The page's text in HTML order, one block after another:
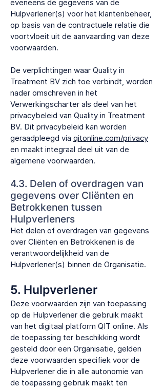
eveneens de gegevens van de
Hulpverlener(s) voor het klantenbeheer,
op basis van de contractuele relatie die
voortvloeit uit de aanvaarding van deze
voorwaarden.
De verplichtingen waar Quality in
Treatment BV zich toe verbindt, worden
nader omschreven in het
Verwerkingscharter als deel van het
privacybeleid van Quality in Treatment
BV. Dit privacybeleid kan worden
geraadpleegd via qitonline.com/privacy
en maakt integraal deel uit van de
algemene voorwaarden.
4.3. Delen of overdragen van
gegevens over Cliënten en
Betrokkenen tussen
Hulpverleners
Het delen of overdragen van gegevens
over Cliënten en Betrokkenen is de
verantwoordelijkheid van de
Hulpverlener(s) binnen de Organisatie.
5. Hulpverlener
Deze voorwaarden zijn van toepassing
op de Hulpverlener die gebruik maakt
van het digitaal platform QIT online. Als
de toepassing ter beschikking wordt
gesteld door een Organisatie, gelden
deze voorwaarden specifiek voor de
Hulpverlener die in alle autonomie van
de toepassing gebruik maakt ten